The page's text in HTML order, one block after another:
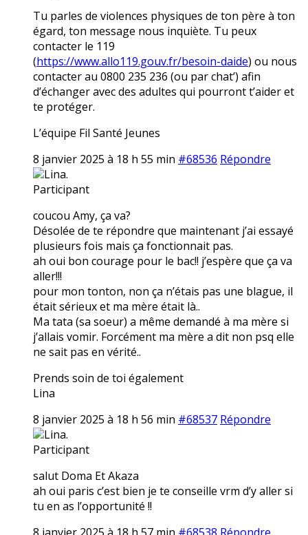
Tu parles de violences physiques de ton père à ton
égard, ton message nous inquiète. Tu peux
contacter le 119
(https://www.allo119.gouv.fr/besoin-daide) ou nous
contacter au 0800 235 236 (ou par chat’) afin
d’échanger avec des adultes qui pourront t’aider et
te protéger.
L’équipe Fil Santé Jeunes
8 janvier 2025 à 18 h 55 min #68536 Répondre
Lina.
Participant
coucou Amy, ça va?
Désolée de te répondre que maintenant j’ai essayé
plusieurs fois mais ça fonctionnait pas.
ah oui bon courage pour le bac!! j’espère que ça va
aller!!!
pour mon tonton, non ça n’étais pas une blague, il
était sérieux et ma mère était là..
Ma tata (sa soeur) a même demandé à ma mère si
j’allais vomir. Forcément ma mère a dit non psq elle
ne sait pas en vérité..
Prends soin de toi également
Lina
8 janvier 2025 à 18 h 56 min #68537 Répondre
Lina.
Participant
salut Doma Et Akaza
ah oui paris c’est bien je te conseille vrm d’y aller si
tu en as l’opportunité !!